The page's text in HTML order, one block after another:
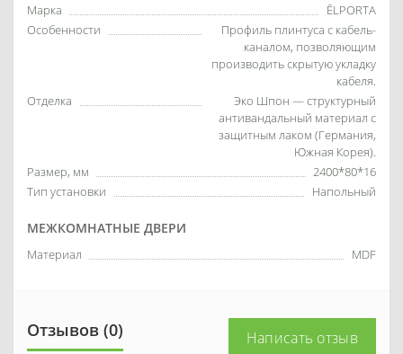
Марка
ĒLPORTA
Особенности
Профиль плинтуса с кабель-
каналом, позволяющим
производить скрытую укладку
кабеля.
Отделка
Эко Шпон — структурный
антивандальный материал с
защитным лаком (Германия,
Южная Корея).
Размер, мм
2400*80*16
Тип установки
Напольный
МЕЖКОМНАТНЫЕ ДВЕРИ
Материал MDF
Отзывов (0) Написать отзыв